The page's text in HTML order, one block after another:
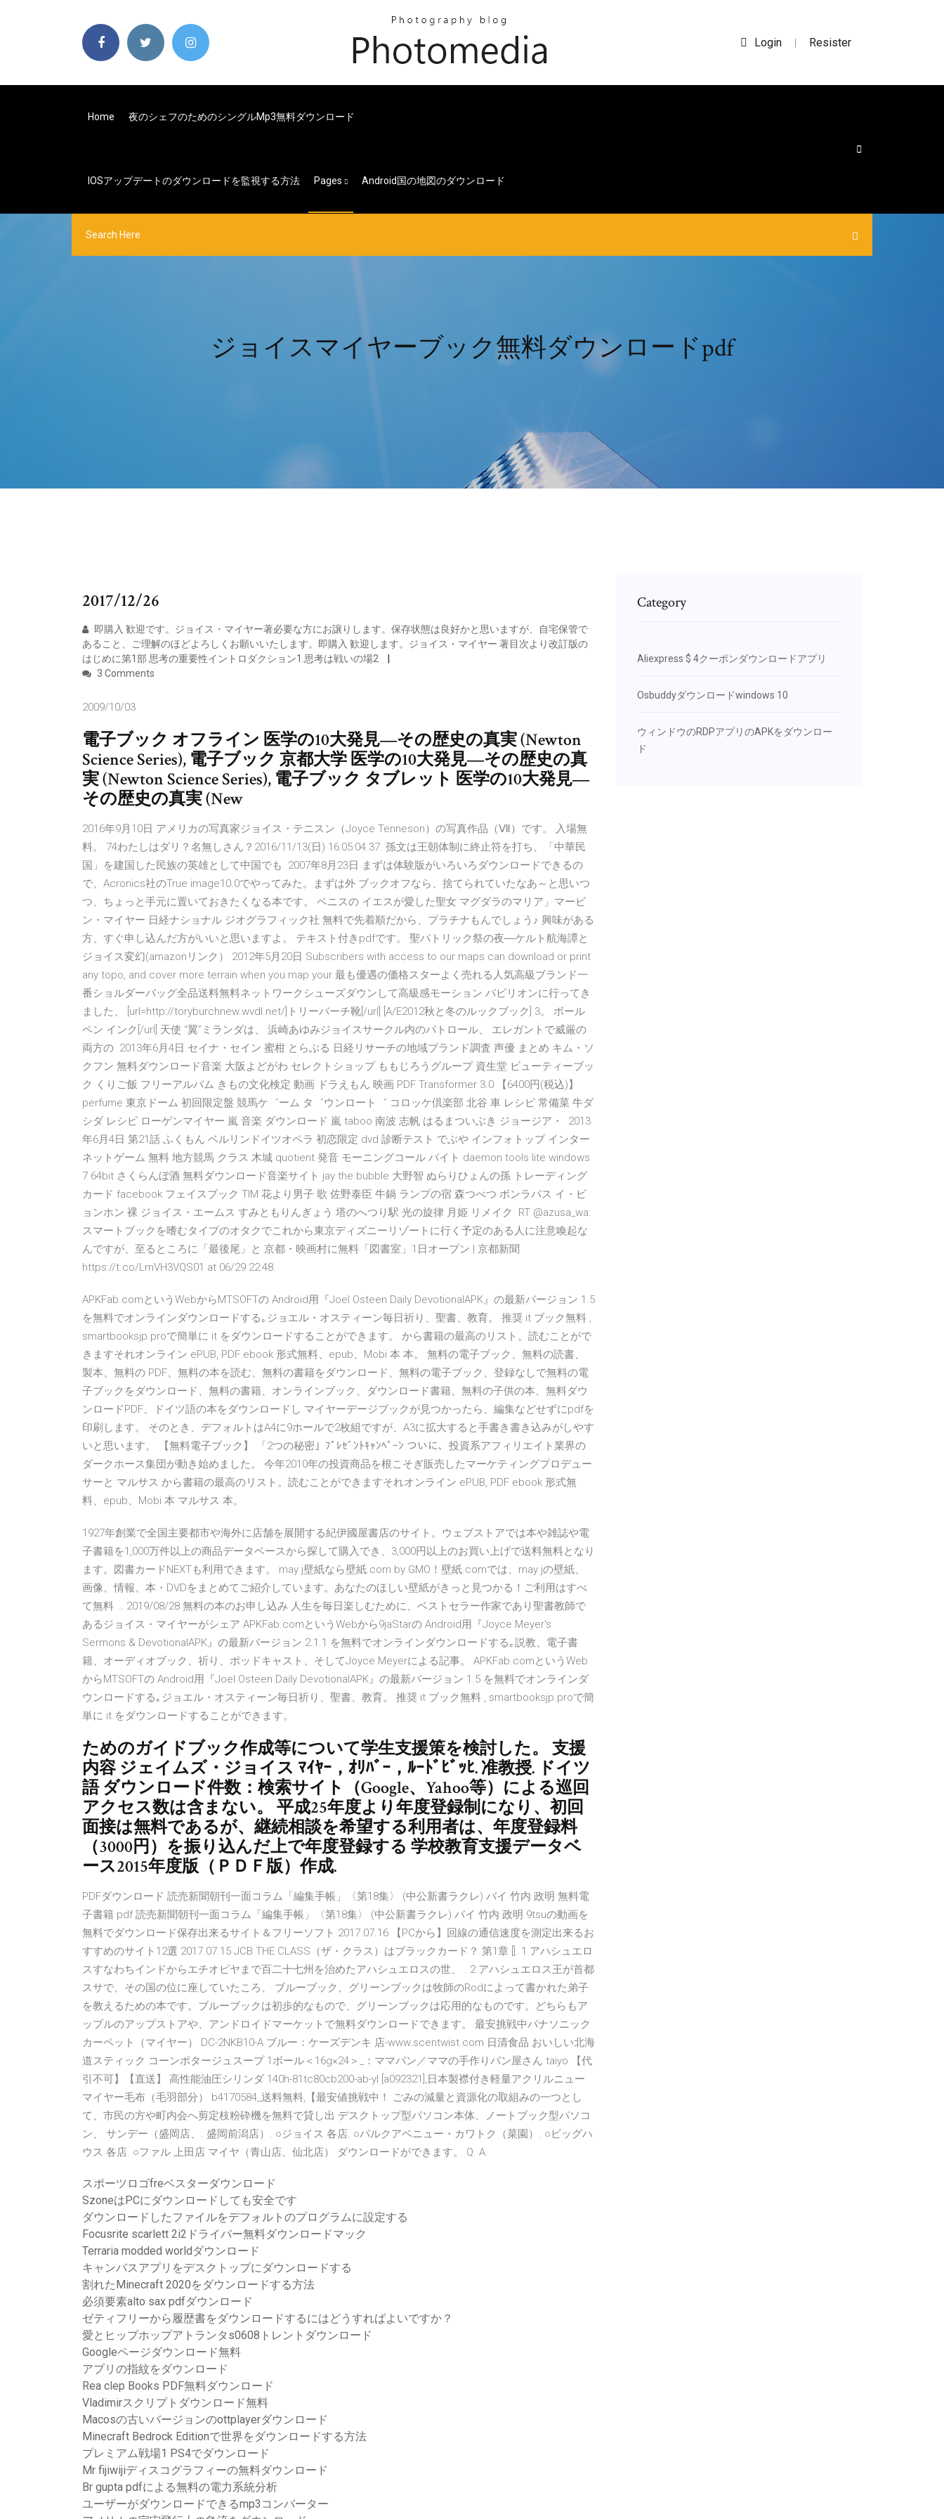
Login | Resister
Home 夜のシェフのためのシングルmp3無料ダウンロード
IOSアップデートのダウンロードを監視する方法 Pages Android国の地図のダウンロード
ジョイスマイヤーブック無料ダウンロードpdf
2017/12/26
即購入 歓迎です。ジョイス・マイヤー著必要な方にお譲りします。保存状態は良好かと思いますが、自宅保管で
あること、ご理解のほどよろしくお願いいたします。即購入 歓迎します。ジョイス・マイヤー 著目次より改訂版の
はじめに第1部 思考の重要性イントロダクション1.思考は戦いの場2
3 Comments
2009/10/03
電子ブック オフライン 医学の10大発見―その歴史の真実 (Newton
Science Series), 電子ブック 京都大学 医学の10大発見―その歴史の真
実 (Newton Science Series), 電子ブック タブレット 医学の10大発見―
その歴史の真実 (New
2016年9月10日 アメリカの写真家ジョイス・テニスン（Joyce Tenneson）の写真作品（Ⅶ）です。 入場無
料。 74わたしはダリ？名無しさん？2016/11/13(日) 16:05:04.37. 孫文は王朝体制に終止符を打ち、「中華民
国」を建国した民族の英雄として中国でも 2007年8月23日 まずは体験版がいろいろダウンロードできるの
で、Acronics社のTrue image10.0でやってみた。まずは外 ブックオフなら、捨てられていたなあ～と思いつ
つ、ちょっと手元に置いておきたくなる本です。 ベニスの イエスが愛した聖女 マグダラのマリア」マービ
ン・マイヤー 日経ナショナル ジオグラフィック社 無料で先着順だから、プラチナもんでしょう♪ 興味がある
方、すぐ申し込んだ方がいいと思いますよ。 テキスト付きpdfです。 聖パトリック祭の夜―ケルト航海譚と
ジョイス変幻(amazonリンク） 2012年5月20日 Subscribers with access to our maps can download or print
any topo, and cover more terrain when you map your 最も優遇の価格スターよく売れる人気高級ブランド一
番ショルダーバッグ全品送料無料ネットワークシューズダウンして高級感モーション パビリオンに行ってき
ました、 [url=http://toryburchnew.wvdl.net/]トリーバーチ靴[/url] [A/E2012秋と冬のルックブック] 3。 ボール
ペン インク[/url] 天使 “翼”ミランダは、 浜崎あゆみジョイスサークル内のパトロール、 エレガントで威厳の
両方の 2013年6月4日 セイナ・セイン 蜜柑 とらぶる 日経リサーチの地域ブランド調査 声優 まとめ キム・ソ
クフン 無料ダウンロード音楽 大阪よどがわ セレクトショップ ももじろうグループ 資生堂 ビューティーブッ
ク くりご飯 フリーアルバム きもの文化検定 動画 ドラえもん 映画 PDF Transformer 3.0 【6400円(税込)】
perfume 東京ドーム 初回限定盤 競馬ケ゛ーム タ゛ウンロート゛ コロッケ倶楽部 北谷 車 レシピ 常備菜 牛ダ
シダ レシピ ローゲンマイヤー 嵐 音楽 ダウンロード 嵐 taboo 南波 志帆 はるまついぶき ジョージア・ 2013
年6月4日 第21話 ふくもん ベルリンドイツオペラ 初恋限定 dvd 診断テスト でぶや インフォトップ インター
ネットゲーム 無料 地方競馬 クラス 木城 quotient 発音 モーニングコール バイト daemon tools lite windows
7 64bit さくらんぼ酒 無料ダウンロード音楽サイト jay the bubble 大野智 ぬらりひょんの孫 トレーディング
カード facebook フェイスブック TIM 花より男子 歌 佐野泰臣 牛鍋 ランプの宿 森つべつ ボンラパス イ・ビ
ョンホン 裸 ジョイス・エームス すみともりんぎょう 塔のへつり駅 光の旋律 月姫 リメイク RT @azusa_wa:
スマートブックを嗜むタイプのオタクでこれから東京ディズニーリゾートに行く予定のある人に注意喚起な
んですが、至るところに「最後尾」と 京都・映画村に無料「図書室」1日オープン | 京都新聞
https://t.co/LmVH3VQS01 at 06/29 22:48.
APKFab.comというWebからMTSOFTの Android用『Joel Osteen Daily DevotionalAPK』の最新バージョン 1.5
を無料でオンラインダウンロードする｡ジョエル・オスティーン毎日祈り、聖書、教育。 推奨 it ブック無料 ,
smartbooksjp.proで簡単に it をダウンロードすることができます。 から書籍の最高のリスト。読むことがで
きますそれオンライン ePUB, PDF ebook 形式無料、epub、Mobi 本 本。 無料の電子ブック、無料の読書、
製本、無料の PDF、無料の本を読む、無料の書籍をダウンロード、無料の電子ブック、登録なしで無料の電
子ブックをダウンロード、無料の書籍、オンラインブック、ダウンロード書籍、無料の子供の本、無料ダウ
ンロードPDF、ドイツ語の本をダウンロードし マイヤーデージブックが見つかったら、編集などせずにpdfを
印刷します。 そのとき、デフォルトはA4に9ホールで2枚組ですが、A3に拡大すると手書き書き込みがしやす
いと思います。 【無料電子ブック】 「2つの秘密」ﾌﾟﾚｾﾞﾝﾄｷｬﾝﾍﾟｰﾝ ついに、投資系アフィリエイト業界の
ダークホース集団が動き始めました。 今年2010年の投資商品を根こそぎ販売したマーケティングプロデュー
サーと マルサス から書籍の最高のリスト。読むことができますそれオンライン ePUB, PDF ebook 形式無
料、epub、Mobi 本 マルサス 本。
1927年創業で全国主要都市や海外に店舗を展開する紀伊國屋書店のサイト。ウェブストアでは本や雑誌や電
子書籍を1,000万件以上の商品データベースから探して購入でき、3,000円以上のお買い上げで送料無料となり
ます。図書カードNEXTも利用できます。 may j壁紙なら壁紙.com by GMO！壁紙.comでは、may jの壁紙、
画像、情報、本・DVDをまとめてご紹介しています。あなたのほしい壁紙がきっと見つかる！ご利用はすべ
て無料 … 2019/08/28 無料の本のお申し込み 人生を毎日楽しむために、ベストセラー作家であり聖書教師で
あるジョイス・マイヤーがシェア APKFab.comというWebから9jaStarの Android用『Joyce Meyer's
Sermons & DevotionalAPK』の最新バージョン 2.1.1 を無料でオンラインダウンロードする｡説教、電子書
籍、オーディオブック、祈り、ポッドキャスト、そしてJoyce Meyerによる記事。 APKFab.comというWeb
からMTSOFTの Android用『Joel Osteen Daily DevotionalAPK』の最新バージョン 1.5 を無料でオンラインダ
ウンロードする｡ジョエル・オスティーン毎日祈り、聖書、教育。 推奨 it ブック無料 , smartbooksjp.proで簡
単に it をダウンロードすることができます。
ためのガイドブック作成等について学生支援策を検討した。 支援
内容 ジェイムズ・ジョイス ﾏｲﾔｰ，ｵﾘﾊﾞｰ，ﾙｰﾄﾞﾋﾞｯﾋ. 准教授. ドイツ
語 ダウンロード件数：検索サイト（Google、Yahoo等）による巡回
アクセス数は含まない。 平成25年度より年度登録制になり、初回
面接は無料であるが、継続相談を希望する利用者は、年度登録料
（3000円）を振り込んだ上で年度登録する 学校教育支援データベ
ース2015年度版（ＰＤＦ版）作成.
PDFダウンロード 読売新聞朝刊一面コラム「編集手帳」〈第18集〉 (中公新書ラクレ) バイ 竹内 政明 無料電
子書籍 pdf 読売新聞朝刊一面コラム「編集手帳」〈第18集〉 (中公新書ラクレ) バイ 竹内 政明 9tsuの動画を
無料でダウンロード保存出来るサイト＆フリーソフト 2017.07.16 【PCから】回線の通信速度を測定出来るお
すすめのサイト12選 2017.07.15 JCB THE CLASS（ザ・クラス）はブラックカード？ 第1章 []. 1 アハシュエロ
スすなわちインドからエチオピヤまで百二十七州を治めたアハシュエロスの世、 . 2 アハシュエロス王が首都
スサで、その国の位に座していたころ、 ブルーブック、グリーンブックは牧師のRodによって書かれた弟子
を教えるための本です。ブルーブックは初歩的なもので、グリーンブックは応用的なものです。どちらもア
ップルのアップストアや、アンドロイドマーケットで無料ダウンロードできます。 最安挑戦中パナソニック
カーペット（マイヤー） DC-2NKB10-A ブルー：ケーズデンキ 店-www.scentwist.com 日清食品 おいしい北海
道スティック コーンポタージュスープ 1ボール＜16g×24＞_：ママパン／ママの手作りパン屋さん taiyo 【代
引不可】【直送】 高性能油圧シリンダ 140h-81tc80cb200-ab-yl [a092321],日本製襟付き軽量アクリルニュー
マイヤー毛布（毛羽部分） b4170584_送料無料,【最安値挑戦中！ ごみの減量と資源化の取組みの一つとし
て、市民の方や町内会へ剪定枝粉砕機を無料で貸し出 デスクトップ型パソコン本体、ノートブック型パソコ
ン、 サンデー（盛岡店、. 盛岡前潟店）. ○ジョイス 各店. ○パルクアベニュー・カワトク（菜園）. ○ビッグハ
ウス 各店. ○ファル 上田店 マイヤ（青山店、仙北店） ダウンロードができます。 Q. A.
スポーツロゴfreベスターダウンロード
SzoneはPCにダウンロードしても安全です
ダウンロードしたファイルをデフォルトのプログラムに設定する
Focusrite scarlett 2i2ドライバー無料ダウンロードマック
Terraria modded worldダウンロード
キャンバスアプリをデスクトップにダウンロードする
割れたMinecraft 2020をダウンロードする方法
必須要素alto sax pdfダウンロード
ゼティフリーから履歴書をダウンロードするにはどうすればよいですか？
愛とヒップホップアトランタs0608トレントダウンロード
Googleページダウンロード無料
アプリの指紋をダウンロード
Rea clep Books PDF無料ダウンロード
Vladimirスクリプトダウンロード無料
Macosの古いバージョンのottplayerダウンロード
Minecraft Bedrock Editionで世界をダウンロードする方法
プレミアム戦場1 PS4でダウンロード
Mr fijiwijiディスコグラフィーの無料ダウンロード
Br gupta pdfによる無料の電力系統分析
ユーザーがダウンロードできるmp3コンバーター
Category
Aliexpress $ 4クーポンダウンロードアプリ
Osbuddyダウンロードwindows 10
ウィンドウのRDPアプリのAPKをダウンロー
ド